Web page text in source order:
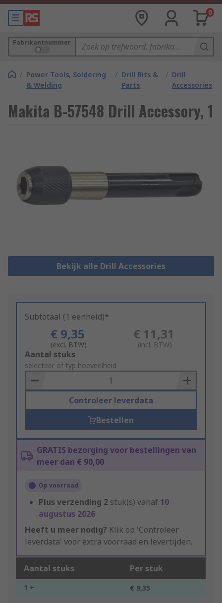
0
Fabrikantnummer
/ Power Tools, Soldering
& Welding
/ Drill Bits &
Parts
/ Drill
Accessories
Makita B-57548 Drill Accessory, 1
Bekijk alle Drill Accessories
Subtotaal (1 eenheid)*
€ 9,35
(excl. BTW)
€ 11,31
(incl. BTW)
Add
to
Basket
Aantal stuks
selecteer of typ hoeveelheid
Controleer leverdata
Bestellen
GRATIS bezorging voor bestellingen van
meer dan € 90,00
Op voorraad
Plus verzending 2 stuk(s) vanaf 10
augustus 2026
Heeft u meer nodig? Klik op 'Controleer
leverdata' voor extra voorraad en levertijden.
Aantal stuks Per stuk
1 + € 9,35